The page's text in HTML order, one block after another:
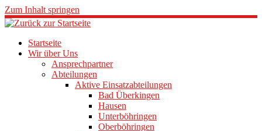
Zum Inhalt springen
Startseite
Wir über Uns
Ansprechpartner
Abteilungen
Aktive Einsatzabteilungen
Bad Überkingen
Hausen
Unterböhringen
Oberböhringen